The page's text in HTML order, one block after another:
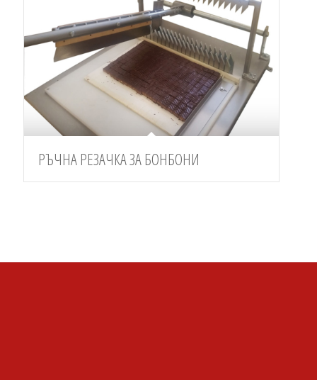
РЪЧНА РЕЗАЧКА ЗА БОНБОНИ